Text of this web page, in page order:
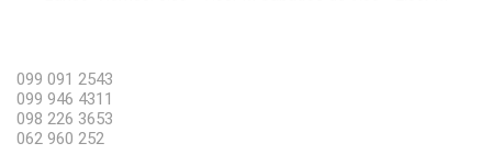
099 091 2543
099 946 4311
098 226 3653
062 960 252